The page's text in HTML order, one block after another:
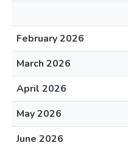
February 2026
March 2026
April 2026
May 2026
June 2026